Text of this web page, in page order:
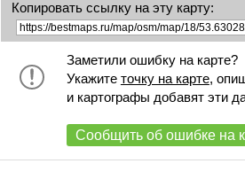
Копировать ссылку на эту карту:
Заметили ошибку на карте?
Укажите точку на карте,
и картографы добавят эти
Сообщить об ошибке на